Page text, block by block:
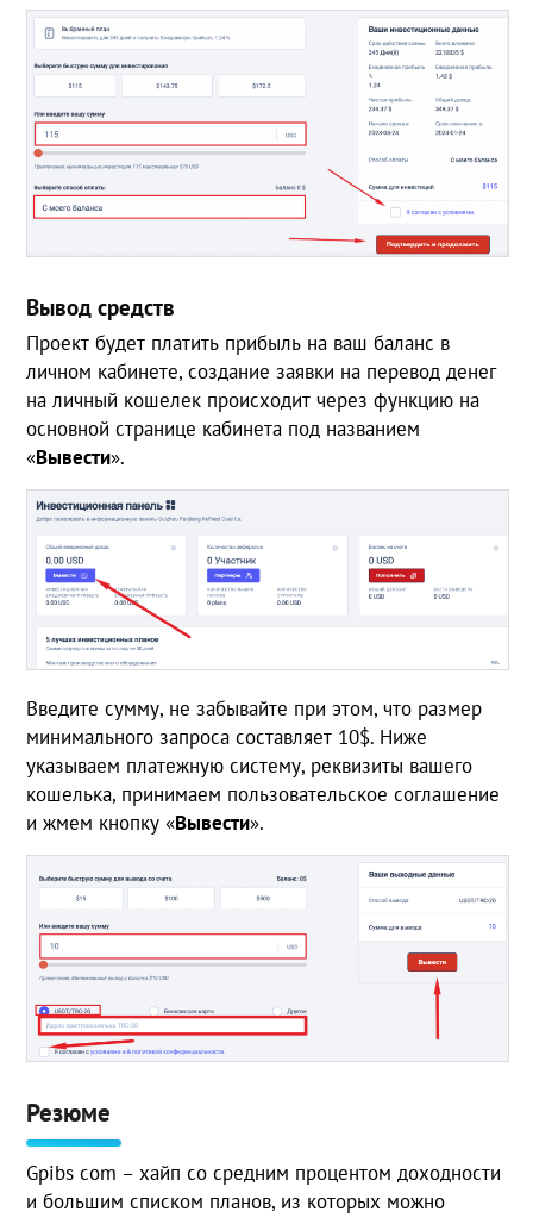
Вывод средств
Проект будет платить прибыль на ваш баланс в
личном кабинете, создание заявки на перевод денег
на личный кошелек происходит через функцию на
основной странице кабинета под названием
«Вывести».
Введите сумму, не забывайте при этом, что размер
минимального запроса составляет 10$. Ниже
указываем платежную систему, реквизиты вашего
кошелька, принимаем пользовательское соглашение
и жмем кнопку «Вывести».
Резюме
Gpibs com – хайп со средним процентом доходности
и большим списком планов, из которых можно